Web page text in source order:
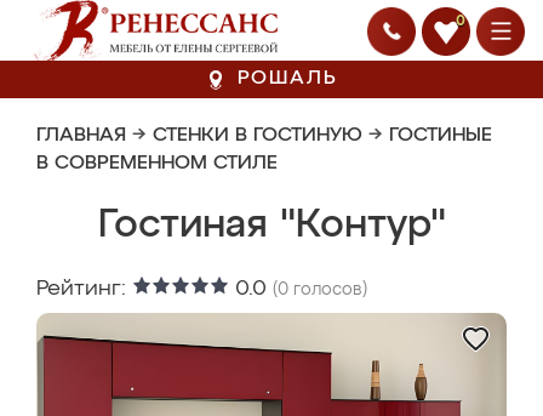
0
РОШАЛЬ
ГЛАВНАЯ → СТЕНКИ В ГОСТИНУЮ → ГОСТИНЫЕ
В СОВРЕМЕННОМ СТИЛЕ
Гостиная "Контур"
Рейтинг: 0.0 (0 голосов)